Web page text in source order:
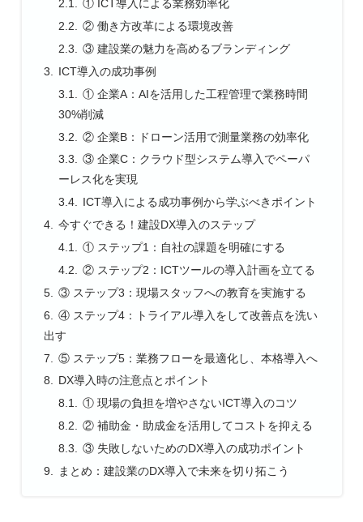
① ICT導入による業務効率化
② 働き方改革による環境改善
③ 建設業の魅力を高めるブランディング
ICT導入の成功事例
① 企業A：AIを活用した工程管理で業務時間
30%削減
② 企業B：ドローン活用で測量業務の効率化
③ 企業C：クラウド型システム導入でペーパ
ーレス化を実現
ICT導入による成功事例から学ぶべきポイント
今すぐできる！建設DX導入のステップ
① ステップ1：自社の課題を明確にする
② ステップ2：ICTツールの導入計画を立てる
③ ステップ3：現場スタッフへの教育を実施する
④ ステップ4：トライアル導入をして改善点を洗い
出す
⑤ ステップ5：業務フローを最適化し、本格導入へ
DX導入時の注意点とポイント
① 現場の負担を増やさないICT導入のコツ
② 補助金・助成金を活用してコストを抑える
③ 失敗しないためのDX導入の成功ポイント
まとめ：建設業のDX導入で未来を切り拓こう